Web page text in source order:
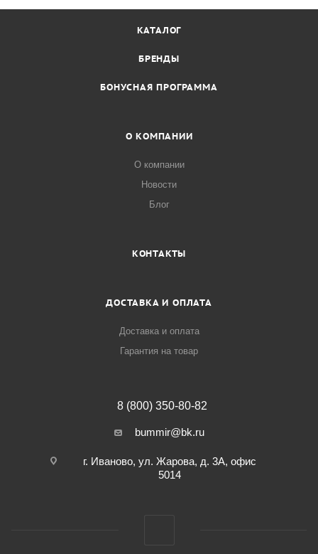
КАТАЛОГ
БРЕНДЫ
БОНУСНАЯ ПРОГРАММА
О КОМПАНИИ
О компании
Новости
Блог
КОНТАКТЫ
ДОСТАВКА И ОПЛАТА
Доставка и оплата
Гарантия на товар
8 (800) 350-80-82
bummir@bk.ru
г. Иваново, ул. Жарова, д. 3А, офис
5014